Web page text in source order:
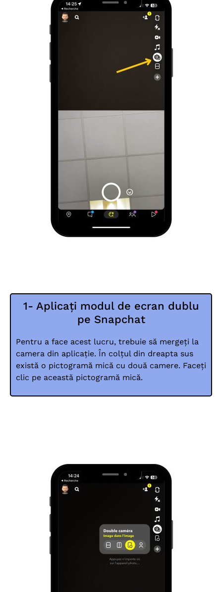
1- Aplicați modul de ecran dublu
pe Snapchat
Pentru a face acest lucru, trebuie să mergeți la
camera din aplicație. În colțul din dreapta sus
există o pictogramă mică cu două camere. Faceți
clic pe această pictogramă mică.